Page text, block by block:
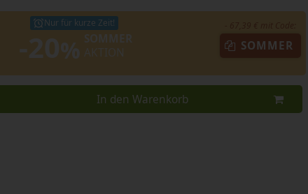
Nur für kurze Zeit!
SOMMER
In den Warenkorb